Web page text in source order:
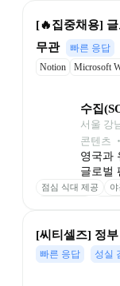
[🔥집중채용]
무관
빠른 응답
Notion
Microsoft
수집
서울 강
콘텐츠
영국과
글로벌
점심 식대 제공
[씨티셀즈] 정
빠른 응답 성실